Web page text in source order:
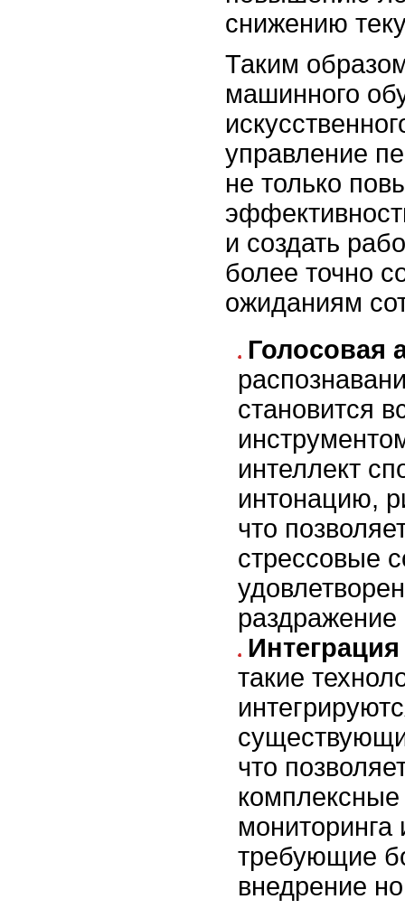
снижению
Таким
машинного
управление
не только
и создать
более точно
ожиданиям
Голосовая
становится
интеллект
интонацию,
что
стрессовые
раздражение
такие
что
мониторинга
требующие
внедрение